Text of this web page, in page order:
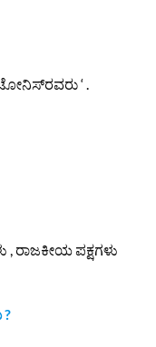
‘ .
ರಾಜಕೀಯ ಪಕ್ಷಗಳು